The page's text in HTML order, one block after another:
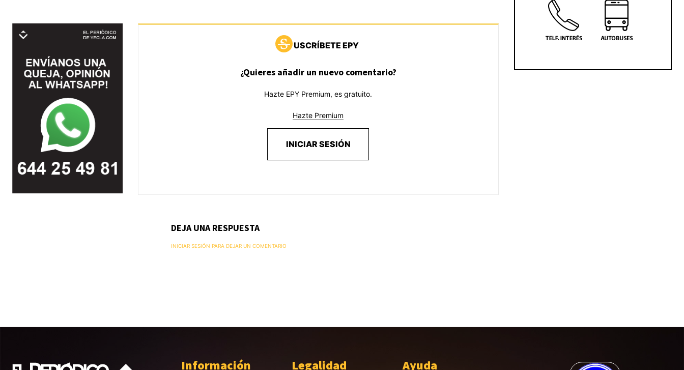
USCRÍBETE EPY
¿Quieres añadir un nuevo comentario?
Hazte EPY Premium, es gratuito.
Hazte Premium
INICIAR SESIÓN
DEJA UNA RESPUESTA
INICIAR SESIÓN PARA DEJAR UN COMENTARIO
Información Legalidad Ayuda